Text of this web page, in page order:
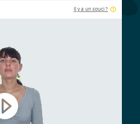
Il y a un souci ?
Play